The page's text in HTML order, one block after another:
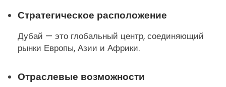
Стратегическое расположение
Дубай — это глобальный центр, соединяющий
рынки Европы, Азии и Африки.
Отраслевые возможности